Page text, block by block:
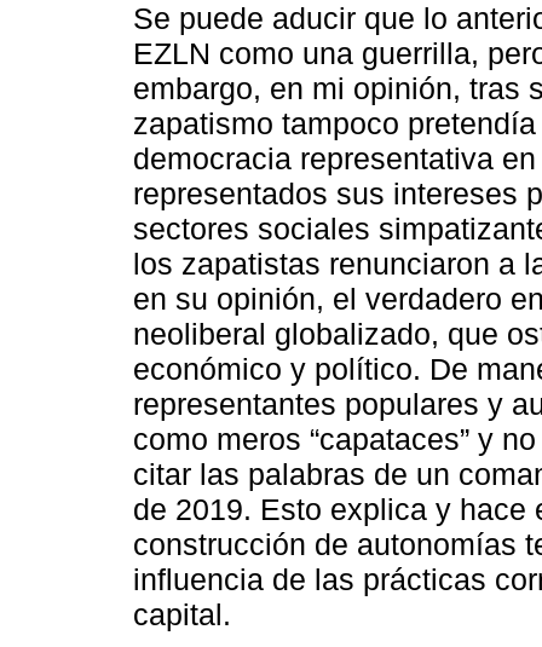
Se puede aducir que lo
EZLN como una guerrilla,
embargo, en mi opinión, tras
zapatismo tampoco
democracia representativa
representados sus intereses
sectores sociales
los zapatistas renunciaron a
en su opinión, el verdadero
neoliberal globalizado, que
económico y político. De
representantes populares y
como meros “capataces” y
citar las palabras de un
de 2019. Esto explica y hace
construcción de autonomías
influencia de las prácticas
capital.